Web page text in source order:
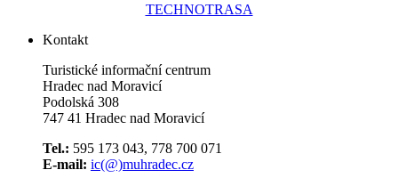
TECHNOTRASA
Kontakt
Turistické informační centrum
Hradec nad Moravicí
Podolská 308
747 41 Hradec nad Moravicí
Tel.: 595 173 043, 778 700 071
E-mail: ic(@)muhradec.cz